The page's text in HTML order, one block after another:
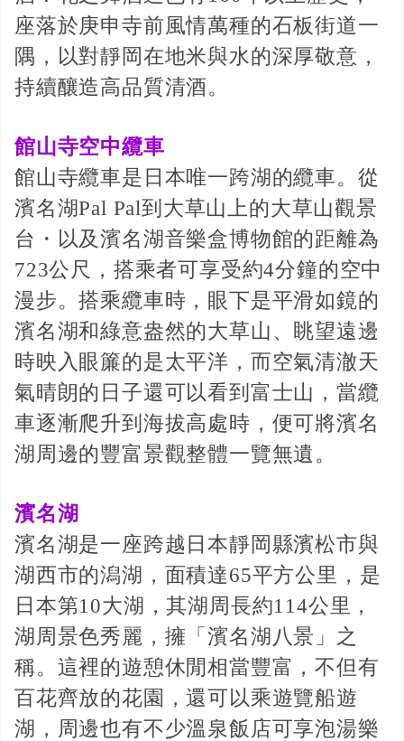
座落於庚申寺前風情萬種的石板街道一
隅，以對靜岡在地米與水的深厚敬意，
持續釀造高品質清酒。
館山寺空中纜車
館山寺纜車是日本唯一跨湖的纜車。從
濱名湖Pal Pal到大草山上的大草山觀景
台・以及濱名湖音樂盒博物館的距離為
723公尺，搭乘者可享受約4分鐘的空中
漫步。搭乘纜車時，眼下是平滑如鏡的
濱名湖和綠意盎然的大草山、眺望遠邊
時映入眼簾的是太平洋，而空氣清澈天
氣晴朗的日子還可以看到富士山，當纜
車逐漸爬升到海拔高處時，便可將濱名
湖周邊的豐富景觀整體一覽無遺。
濱名湖
濱名湖是一座跨越日本靜岡縣濱松市與
湖西市的潟湖，面積達65平方公里，是
日本第10大湖，其湖周長約114公里，
湖周景色秀麗，擁「濱名湖八景」之
稱。這裡的遊憩休閒相當豐富，不但有
百花齊放的花園，還可以乘遊覽船遊
湖，周邊也有不少溫泉飯店可享泡湯樂